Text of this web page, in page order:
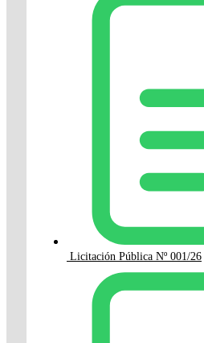
Licitación Pública Nº 001/26